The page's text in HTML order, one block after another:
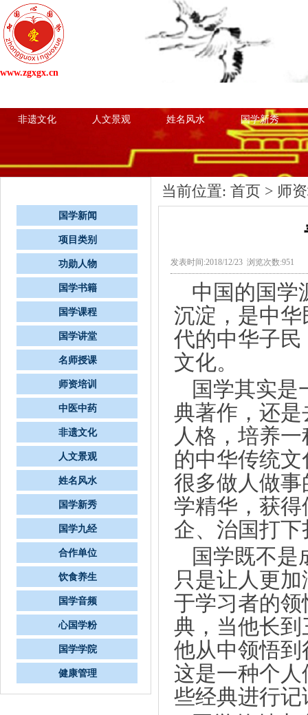
非遗文化 人文景观 姓名风水 国学新秀
www.zgxgx.cn
国学新闻
项目类别
功勋人物
国学书籍
国学课程
国学讲堂
名师授课
师资培训
中医中药
非遗文化
人文景观
姓名风水
国学新秀
国学九经
合作单位
饮食养生
国学音频
心国学粉
国学学院
健康管理
当前位置: 首页 > 师
发表时间:2018/12/23 浏览次数:951
中国的国学
沉淀，是中
代的中华子
文化。
国学其实是
典著作，还
人格，培养
的中华传统
很多做人做
学精华，获
企、治国打
国学既不是
只是让人更
于学习者的
典，当他长
他从中领悟
这是一种个
些经典进行记